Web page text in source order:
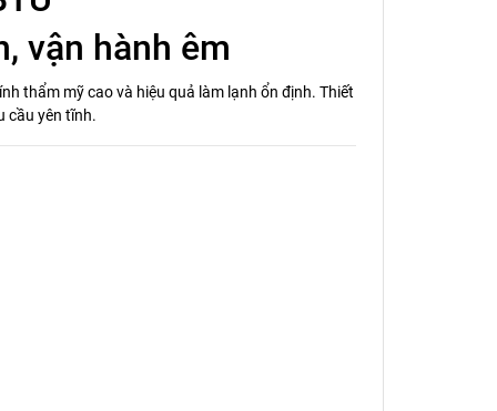
vận hành êm
thẩm mỹ cao và hiệu quả làm lạnh ổn định. Thiết
cầu yên tĩnh.